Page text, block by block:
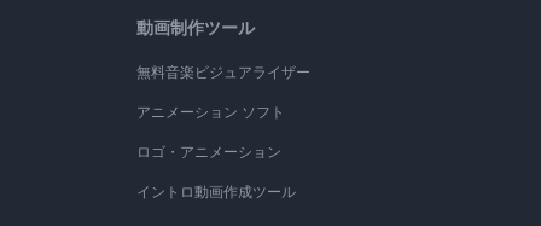
動画制作ツール
無料音楽ビジュアライザー
アニメーション ソフト
ロゴ・アニメーション
イントロ動画作成ツール